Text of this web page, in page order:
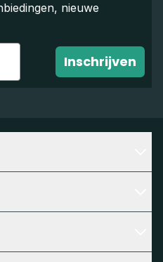
nieuwe
Inschrijven